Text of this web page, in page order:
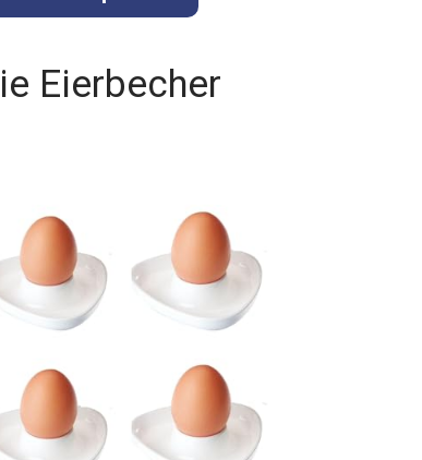
Eierbecher